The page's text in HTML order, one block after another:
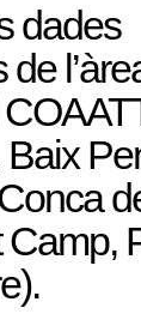
dades
Baix
Camp,